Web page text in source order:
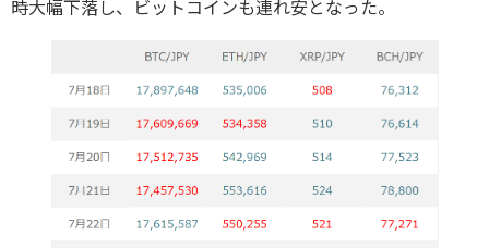
時大幅下落し、ビットコインも連れ安となった。